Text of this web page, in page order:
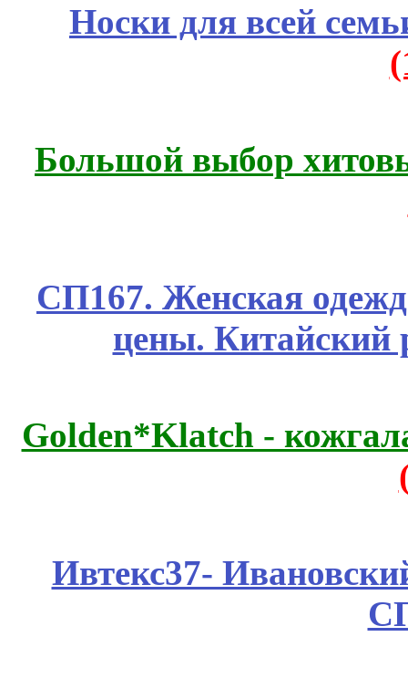
Носки для всей
Большой выбор
СП167. Женская
цены. Китайский
Golden*Klatch -
Ивтекс37-